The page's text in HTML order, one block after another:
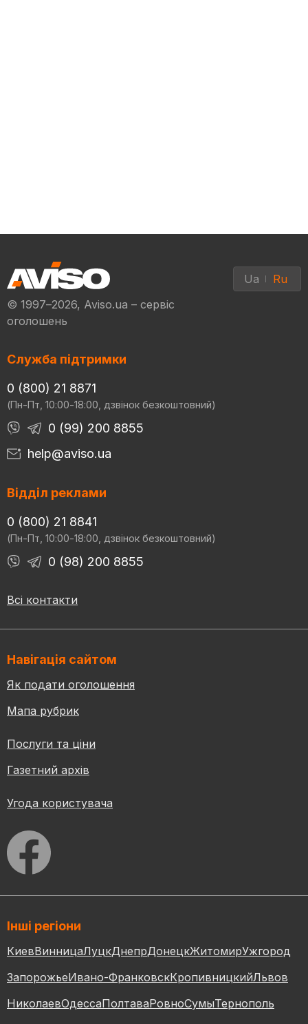
© 1997–2026, Aviso.ua – сервіс
оголошень
Ua Ru
Служба підтримки
0 (800) 21 8871
(Пн-Пт, 10:00-18:00, дзвінок безкоштовний)
0 (99) 200 8855
help@aviso.ua
Відділ реклами
0 (800) 21 8841
(Пн-Пт, 10:00-18:00, дзвінок безкоштовний)
0 (98) 200 8855
Всі контакти
Навігація сайтом
Як подати оголошення
Мапа рубрик
Послуги та ціни
Газетний архів
Угода користувача
Інші регіони
КиевВинницаЛуцкДнепрДонецкЖитомирУжгород
ЗапорожьеИвано-ФранковскКропивницкийЛьвов
НиколаевОдессаПолтаваРовноСумыТернополь